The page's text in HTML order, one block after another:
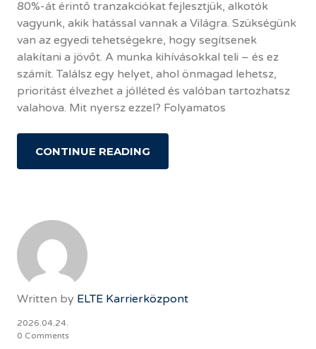
80%-át érintő tranzakciókat fejlesztjük, alkotók
vagyunk, akik hatással vannak a Világra. Szükségünk
van az egyedi tehetségekre, hogy segítsenek
alakítani a jövőt. A munka kihívásokkal teli – és ez
számít. Találsz egy helyet, ahol önmagad lehetsz,
prioritást élvezhet a jólléted és valóban tartozhatsz
valahova. Mit nyersz ezzel? Folyamatos
CONTINUE READING
Written by ELTE Karrierközpont
2026.04.24.
0 Comments